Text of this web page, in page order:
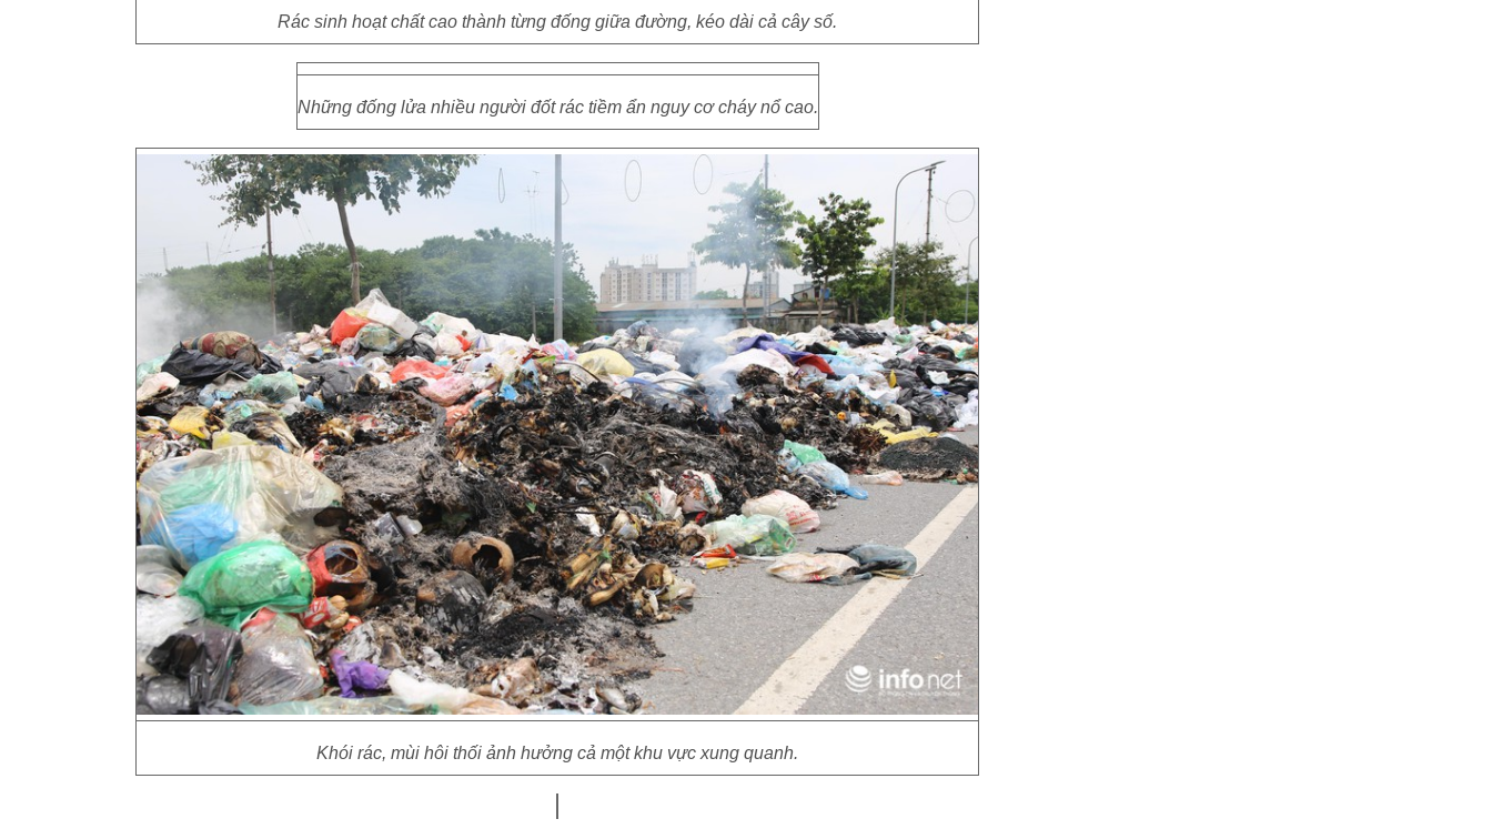
Rác sinh hoạt chất cao thành từng đống giữa đường, kéo dài cả cây số.
Những đống lửa nhiều người đốt rác tiềm ẩn nguy cơ cháy nổ cao.
Khói rác, mùi hôi thối ảnh hưởng cả một khu vực xung quanh.